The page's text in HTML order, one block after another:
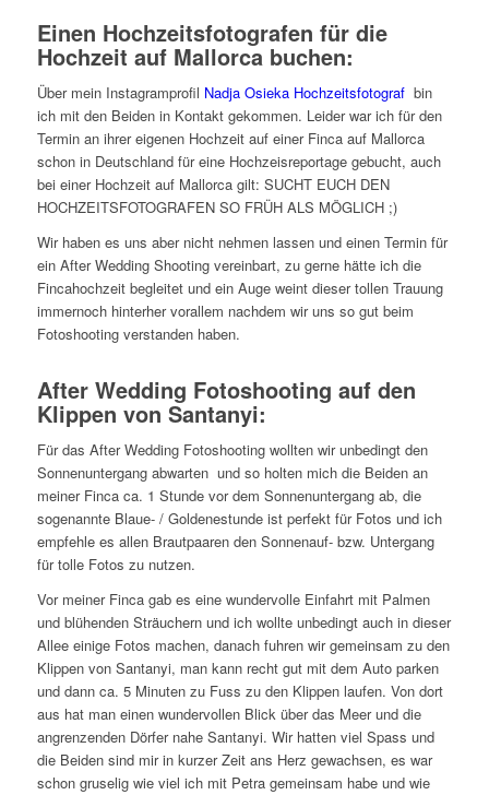
Einen Hochzeitsfotografen für die
Hochzeit auf Mallorca buchen:
Über mein Instagramprofil Nadja Osieka Hochzeitsfotograf bin
ich mit den Beiden in Kontakt gekommen. Leider war ich für den
Termin an ihrer eigenen Hochzeit auf einer Finca auf Mallorca
schon in Deutschland für eine Hochzeisreportage gebucht, auch
bei einer Hochzeit auf Mallorca gilt: SUCHT EUCH DEN
HOCHZEITSFOTOGRAFEN SO FRÜH ALS MÖGLICH ;)
Wir haben es uns aber nicht nehmen lassen und einen Termin für
ein After Wedding Shooting vereinbart, zu gerne hätte ich die
Fincahochzeit begleitet und ein Auge weint dieser tollen Trauung
immernoch hinterher vorallem nachdem wir uns so gut beim
Fotoshooting verstanden haben.
After Wedding Fotoshooting auf den
Klippen von Santanyi:
Für das After Wedding Fotoshooting wollten wir unbedingt den
Sonnenuntergang abwarten und so holten mich die Beiden an
meiner Finca ca. 1 Stunde vor dem Sonnenuntergang ab, die
sogenannte Blaue- / Goldenestunde ist perfekt für Fotos und ich
empfehle es allen Brautpaaren den Sonnenauf- bzw. Untergang
für tolle Fotos zu nutzen.
Vor meiner Finca gab es eine wundervolle Einfahrt mit Palmen
und blühenden Sträuchern und ich wollte unbedingt auch in dieser
Allee einige Fotos machen, danach fuhren wir gemeinsam zu den
Klippen von Santanyi, man kann recht gut mit dem Auto parken
und dann ca. 5 Minuten zu Fuss zu den Klippen laufen. Von dort
aus hat man einen wundervollen Blick über das Meer und die
angrenzenden Dörfer nahe Santanyi. Wir hatten viel Spass und
die Beiden sind mir in kurzer Zeit ans Herz gewachsen, es war
schon gruselig wie viel ich mit Petra gemeinsam habe und wie